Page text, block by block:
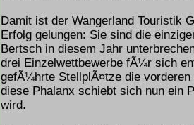
Damit ist der Wangerland Touristik
Erfolg gelungen: Sie sind die
Bertsch in diesem Jahr
drei Einzelwettbewerbe fÃ¼r sich
gefÃ¼hrte StellplÃ¤tze die
diese Phalanx schiebt sich nun ein
wird.